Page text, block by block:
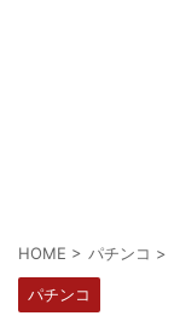
HOME > パチンコ >
パチンコ